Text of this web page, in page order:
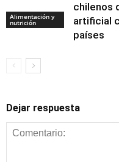
Alimentación y
nutrición
chilenos
artificial
países
Dejar respuesta